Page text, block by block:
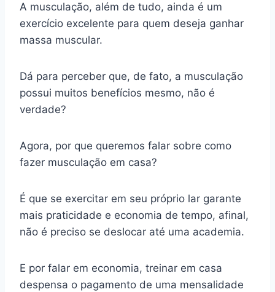
A musculação, além de tudo, ainda é um
exercício excelente para quem deseja ganhar
massa muscular.
Dá para perceber que, de fato, a musculação
possui muitos benefícios mesmo, não é
verdade?
Agora, por que queremos falar sobre como
fazer musculação em casa?
É que se exercitar em seu próprio lar garante
mais praticidade e economia de tempo, afinal,
não é preciso se deslocar até uma academia.
E por falar em economia, treinar em casa
despensa o pagamento de uma mensalidade